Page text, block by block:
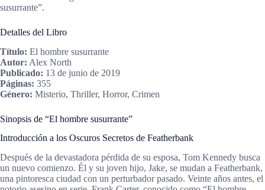
susurrante”.
Detalles del Libro
Título: El hombre susurrante
Autor: Alex North
Publicado: 13 de junio de 2019
Páginas: 355
Género: Misterio, Thriller, Horror, Crimen
Sinopsis de “El hombre susurrante”
Introducción a los Oscuros Secretos de Featherbank
Después de la devastadora pérdida de su esposa, Tom Kennedy busca
un nuevo comienzo. Él y su joven hijo, Jake, se mudan a Featherbank,
una pintoresca ciudad con un perturbador pasado. Veinte años antes, el